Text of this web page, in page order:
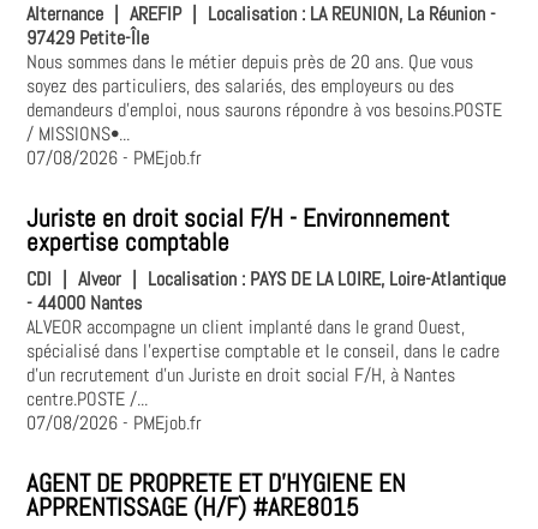
Alternance AREFIP Localisation : LA REUNION, La Réunion -
97429 Petite-Île
Nous sommes dans le métier depuis près de 20 ans. Que vous
soyez des particuliers, des salariés, des employeurs ou des
demandeurs d'emploi, nous saurons répondre à vos besoins.POSTE
/ MISSIONS•...
07/08/2026- PMEjob.fr
Juriste en droit social F/H - Environnement
expertise comptable
CDI | Alveor | Localisation : PAYS DE LA LOIRE, Loire-Atlantique
- 44000 Nantes
ALVEOR accompagne un client implanté dans le grand Ouest,
spécialisé dans l'expertise comptable et le conseil, dans le cadre
d'un recrutement d'un Juriste en droit social F/H, à Nantes
centre.POSTE /...
07/08/2026- PMEjob.fr
AGENT DE PROPRETE ET D'HYGIENE EN
APPRENTISSAGE (H/F) #ARE8015